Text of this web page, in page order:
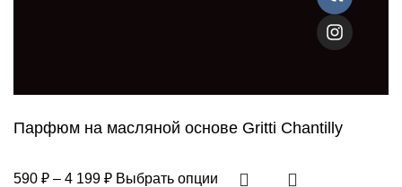
Парфюм на масляной основе Gritti Chantilly
590 ₽ – 4 199 ₽ Выбрать опции